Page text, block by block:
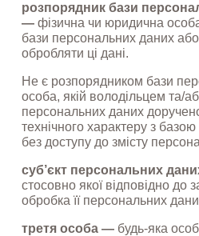
розпорядник бази
— фізична чи юридична
бази персональних даних
обробляти ці дані.
Не є розпорядником бази
особа, якій володільцем та/
персональних даних
технічного характеру з
без доступу до змісту
суб’єкт персональних
стосовно якої відповідно до
обробка її персональних
третя особа — будь-яка